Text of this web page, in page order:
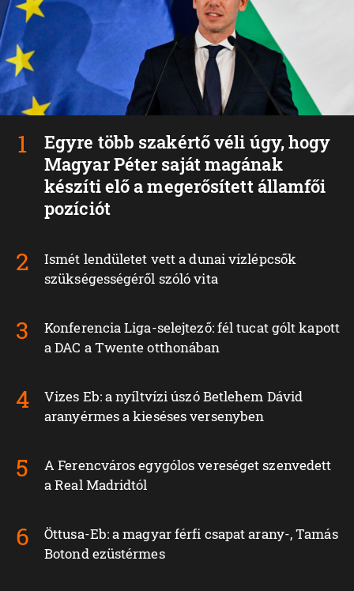
Egyre több szakértő véli úgy, hogy
Magyar Péter saját magának
készíti elő a megerősített államfői
pozíciót
Ismét lendületet vett a dunai vízlépcsők
szükségességéről szóló vita
Konferencia Liga-selejtező: fél tucat gólt kapott
a DAC a Twente otthonában
Vizes Eb: a nyíltvízi úszó Betlehem Dávid
aranyérmes a kieséses versenyben
A Ferencváros egygólos vereséget szenvedett
a Real Madridtól
Öttusa-Eb: a magyar férfi csapat arany-, Tamás
Botond ezüstérmes